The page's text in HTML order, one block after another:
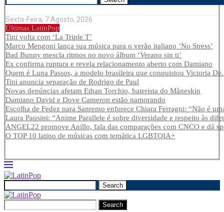
Sexta-Feira, 7 Agosto, 2026
Últimas LatinPop
Tini volta com ‘La Triple T’
Marco Mengoni lança sua música para o verão italiano ‘No Stress’
Bad Bunny mescla ritmos no novo álbum ‘Verano sin ti’
Ex confirma ruptura e revela relacionamento aberto com Damiano
Quem é Luna Passos, a modelo brasileira que conquistou Victoria
Tini anuncia separação de Rodrigo de Paul
Novas denúncias afetam Ethan Torchio, baterista do Måneskin
Damiano David e Dove Cameron estão namorando
Escolha de Fedez para Sanremo enfurece Chiara Ferragni: “Não é
Laura Pausini: “Anime Parallele é sobre diversidade e respeito às
ANGEL22 promove Anillo, fala das comparações com CNCO e dá
O TOP 10 latino de músicas com temática LGBTQIA+
Search
Search